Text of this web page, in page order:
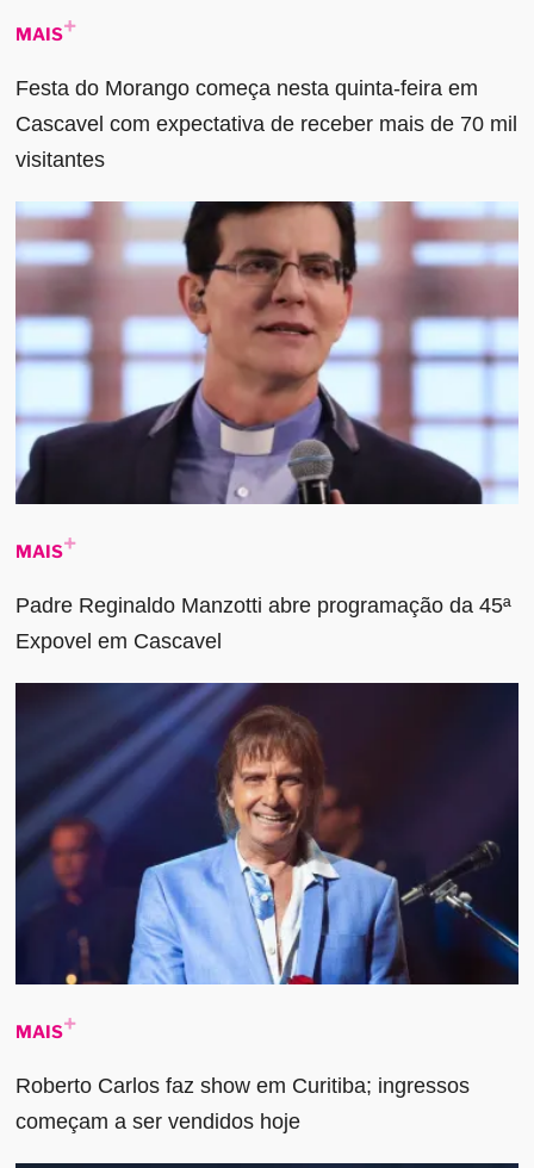
MAIS
Festa do Morango começa nesta quinta-feira em
Cascavel com expectativa de receber mais de 70 mil
visitantes
MAIS
Padre Reginaldo Manzotti abre programação da 45ª
Expovel em Cascavel
MAIS
Roberto Carlos faz show em Curitiba; ingressos
começam a ser vendidos hoje